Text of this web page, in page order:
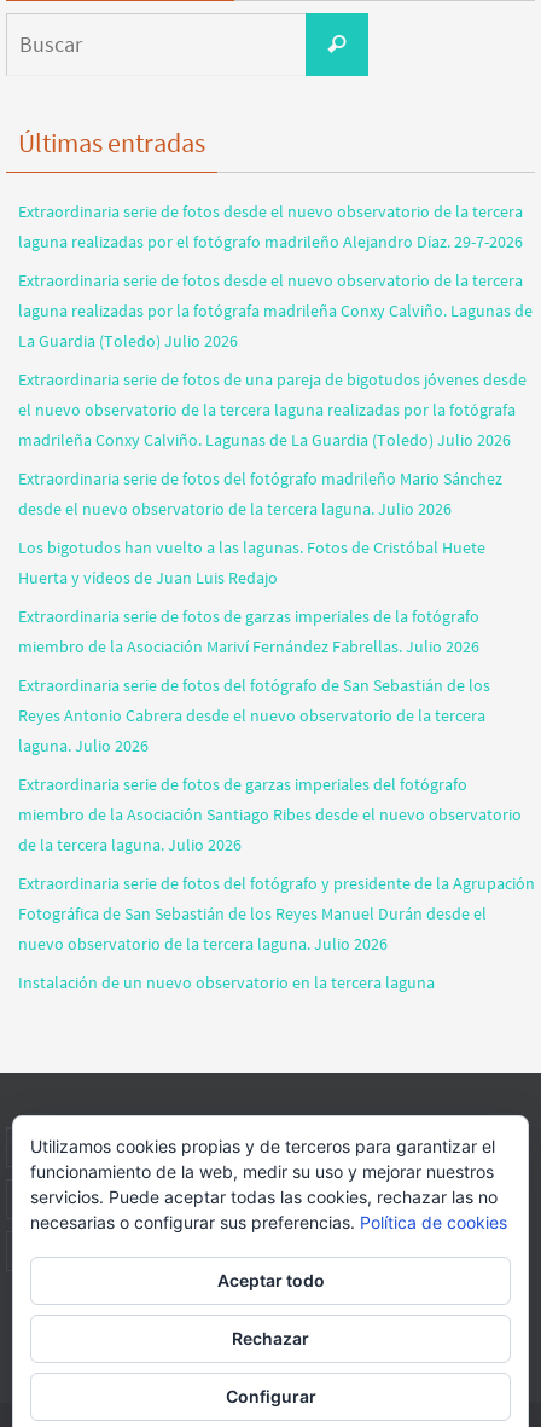
Buscar
Últimas entradas
Extraordinaria serie de fotos desde el nuevo observatorio de la tercera
laguna realizadas por el fotógrafo madrileño Alejandro Díaz. 29-7-2026
Extraordinaria serie de fotos desde el nuevo observatorio de la tercera
laguna realizadas por la fotógrafa madrileña Conxy Calviño. Lagunas de
La Guardia (Toledo) Julio 2026
Extraordinaria serie de fotos de una pareja de bigotudos jóvenes desde
el nuevo observatorio de la tercera laguna realizadas por la fotógrafa
madrileña Conxy Calviño. Lagunas de La Guardia (Toledo) Julio 2026
Extraordinaria serie de fotos del fotógrafo madrileño Mario Sánchez
desde el nuevo observatorio de la tercera laguna. Julio 2026
Los bigotudos han vuelto a las lagunas. Fotos de Cristóbal Huete
Huerta y vídeos de Juan Luis Redajo
Extraordinaria serie de fotos de garzas imperiales de la fotógrafo
miembro de la Asociación Mariví Fernández Fabrellas. Julio 2026
Extraordinaria serie de fotos del fotógrafo de San Sebastián de los
Reyes Antonio Cabrera desde el nuevo observatorio de la tercera
laguna. Julio 2026
Extraordinaria serie de fotos de garzas imperiales del fotógrafo
miembro de la Asociación Santiago Ribes desde el nuevo observatorio
de la tercera laguna. Julio 2026
Extraordinaria serie de fotos del fotógrafo y presidente de la Agrupación
Fotográfica de San Sebastián de los Reyes Manuel Durán desde el
nuevo observatorio de la tercera laguna. Julio 2026
Instalación de un nuevo observatorio en la tercera laguna
INICIO INFORMACIÓN ASOCIACION SUS HABITANTES
FOTOS VIDEOS BLOG PATROCINADORES DONACIONES
Página web realizada porFORMACION WEBS Y MULTIMEDIA
Utilizamos cookies propias y de terceros para garantizar el
funcionamiento de la web, medir su uso y mejorar nuestros
servicios. Puede aceptar todas las cookies, rechazar las no
necesarias o configurar sus preferencias. Política de cookies
Aceptar todo
Rechazar
Configurar